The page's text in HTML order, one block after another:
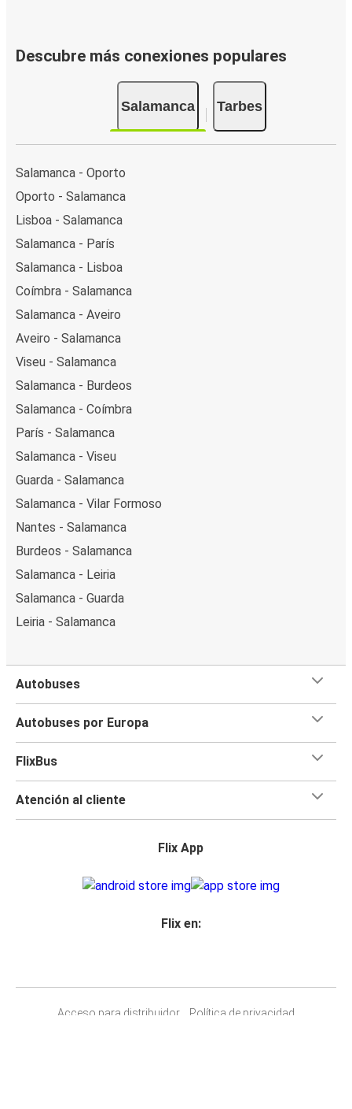
Descubre más conexiones populares
Salamanca Tarbes
Salamanca - Oporto
Oporto - Salamanca
Lisboa - Salamanca
Salamanca - París
Salamanca - Lisboa
Coímbra - Salamanca
Salamanca - Aveiro
Aveiro - Salamanca
Viseu - Salamanca
Salamanca - Burdeos
Salamanca - Coímbra
París - Salamanca
Salamanca - Viseu
Guarda - Salamanca
Salamanca - Vilar Formoso
Nantes - Salamanca
Burdeos - Salamanca
Salamanca - Leiria
Salamanca - Guarda
Leiria - Salamanca
Autobuses
Autobuses por Europa
FlixBus
Atención al cliente
Flix App
Flix en:
Acceso para distribuidor
Política de privacidad